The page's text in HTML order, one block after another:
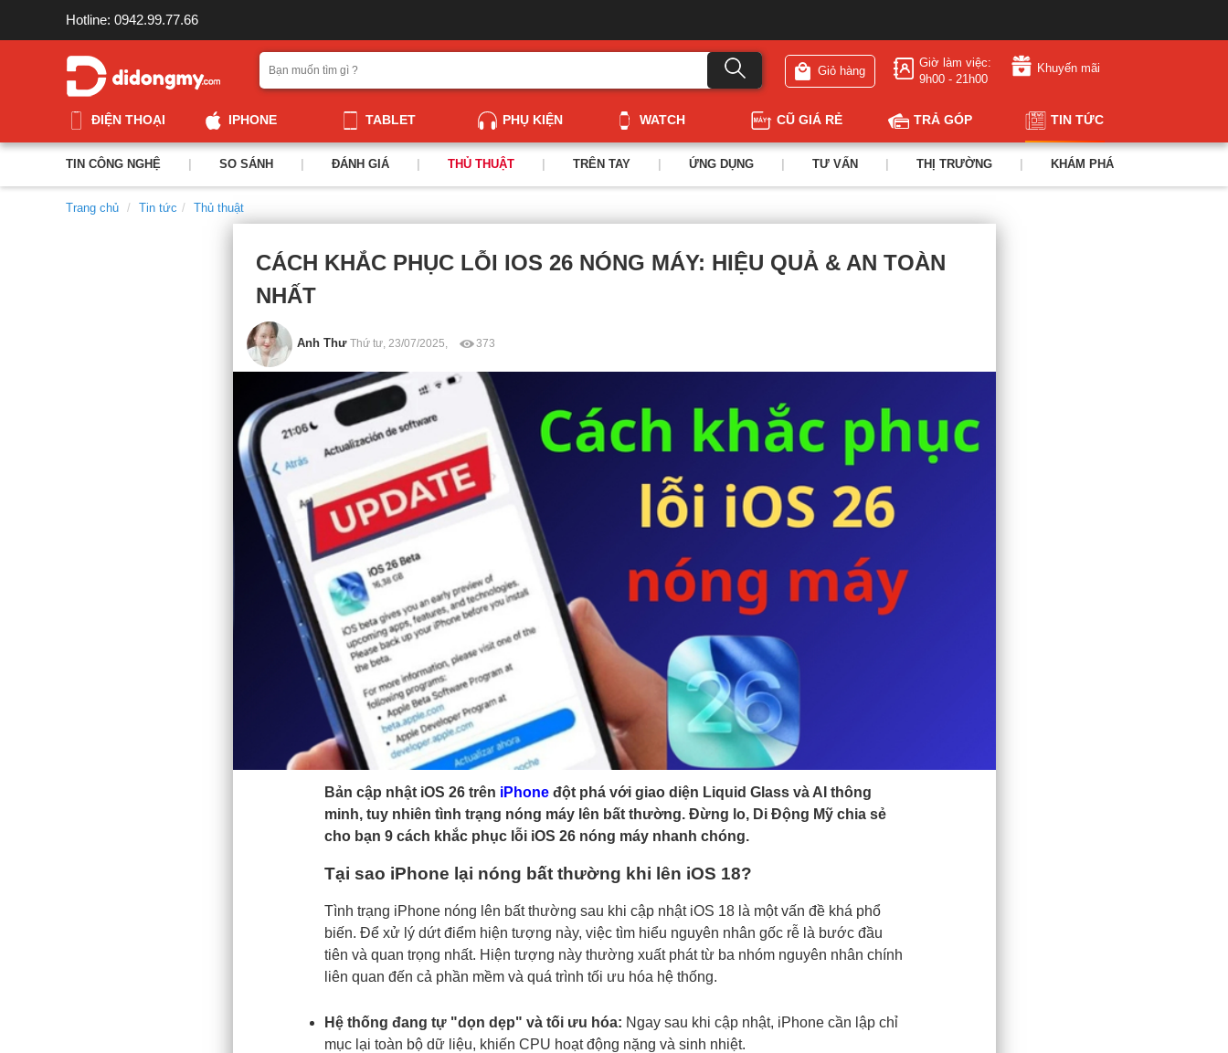
Hotline: 0942.99.77.66
Giỏ hàng
Giờ làm việc:
9h00 - 21h00
Khuyến mãi
ĐIỆN THOẠI IPHONE TABLET PHỤ KIỆN WATCH CŨ GIÁ RẺ TRẢ GÓP TIN TỨC
TIN CÔNG NGHỆ SO SÁNH ĐÁNH GIÁ THỦ THUẬT TRÊN TAY ỨNG DỤNG TƯ VẤN THỊ TRƯỜNG KHÁM PHÁ
Trang chủ Tin tức Thủ thuật
CÁCH KHẮC PHỤC LỖI IOS 26 NÓNG MÁY: HIỆU QUẢ & AN TOÀN
NHẤT
Anh Thư Thứ tư, 23/07/2025, 373
Bản cập nhật iOS 26 trên iPhoneđột phá với giao diện Liquid Glass và AI thông
minh, tuy nhiên tình trạng nóng máy lên bất thường. Đừng lo, Di Động Mỹ chia sẻ
cho bạn 9 cách khắc phục lỗi iOS 26 nóng máy nhanh chóng.
Tại sao iPhone lại nóng bất thường khi lên iOS 18?
Tình trạng iPhone nóng lên bất thường sau khi cập nhật iOS 18 là một vấn đề khá phổ
biến. Để xử lý dứt điểm hiện tượng này, việc tìm hiểu nguyên nhân gốc rễ là bước đầu
tiên và quan trọng nhất. Hiện tượng này thường xuất phát từ ba nhóm nguyên nhân chính
liên quan đến cả phần mềm và quá trình tối ưu hóa hệ thống.
Hệ thống đang tự "dọn dẹp" và tối ưu hóa: Ngay sau khi cập nhật, iPhone cần lập chỉ
mục lại toàn bộ dữ liệu, khiến CPU hoạt động nặng và sinh nhiệt.